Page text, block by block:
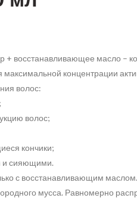
+ восстанавливающее масло –
концентрации
волос:
волос;
кончики;
и сияющими.
с восстанавливающим маслом.
мусса. Равномерно